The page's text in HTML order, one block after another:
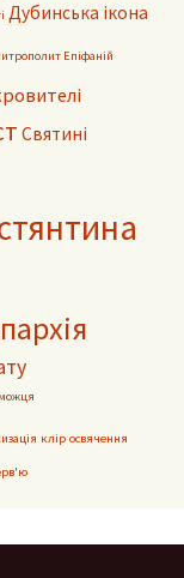
Дубинська ікона
Епіфаній
Святині
клір освячення